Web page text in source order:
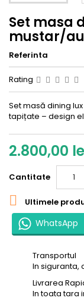
Set masa
mustar/
Referinta
Rating
Set masă dining
tapițate – design
2.800,00
Cantitate
 Ultimele
WhatsApp
Transportul
In siguranta,
Livrarea
In toata tara